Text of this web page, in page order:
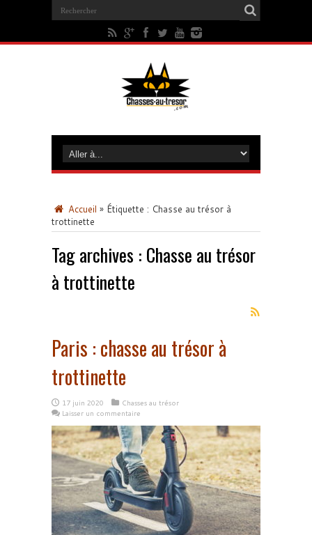
Accueil » Étiquette : Chasse au trésor à
trottinette
Tag archives : Chasse au trésor
à trottinette
Paris : chasse au trésor à
trottinette
17 juin 2020
Chasses au trésor
Laisser un commentaire